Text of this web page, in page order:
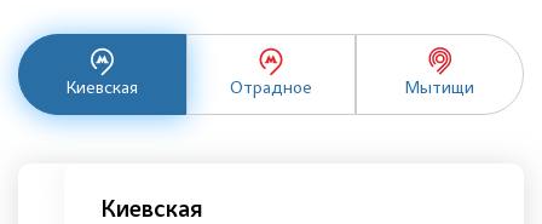
Киевская Отрадное Мытищи
Киевская